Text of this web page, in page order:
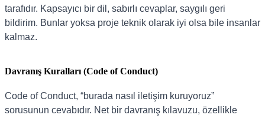
tarafıdır. Kapsayıcı bir dil, sabırlı cevaplar, saygılı geri
bildirim. Bunlar yoksa proje teknik olarak iyi olsa bile insanlar
kalmaz.
Davranış Kuralları (Code of Conduct)
Code of Conduct, “burada nasıl iletişim kuruyoruz”
sorusunun cevabıdır. Net bir davranış kılavuzu, özellikle